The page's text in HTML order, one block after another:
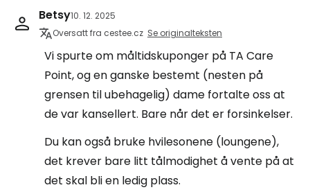
Betsy10. 12. 2025
Oversatt fra cestee.cz Se originalteksten
Vi spurte om måltidskuponger på TA Care
Point, og en ganske bestemt (nesten på
grensen til ubehagelig) dame fortalte oss at
de var kansellert. Bare når det er forsinkelser.
Du kan også bruke hvilesonene (loungene),
det krever bare litt tålmodighet å vente på at
det skal bli en ledig plass.